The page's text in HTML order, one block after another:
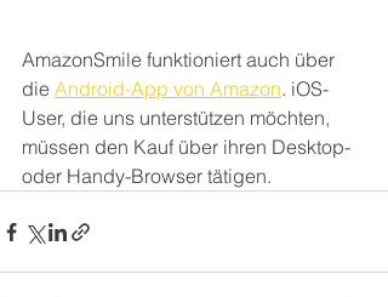
AmazonSmile funktioniert auch über
die Android-App von Amazon. iOS-
User, die uns unterstützen möchten,
müssen den Kauf über ihren Desktop-
oder Handy-Browser tätigen.